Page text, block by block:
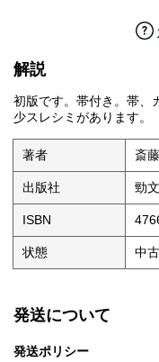
解説
初版です。帯付き。帯、
少スレシミがあります。
著者 斎
出版社 勁
ISBN
状態 中
発送について
発送ポリシー